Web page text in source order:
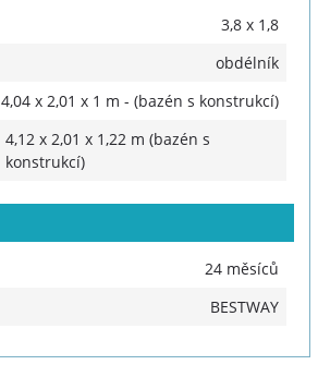
3,8 x 1,8
obdélník
4,04 x 2,01 x 1 m - (bazén s konstrukcí)
4,12 x 2,01 x 1,22 m (bazén s
konstrukcí)
24 měsíců
BESTWAY